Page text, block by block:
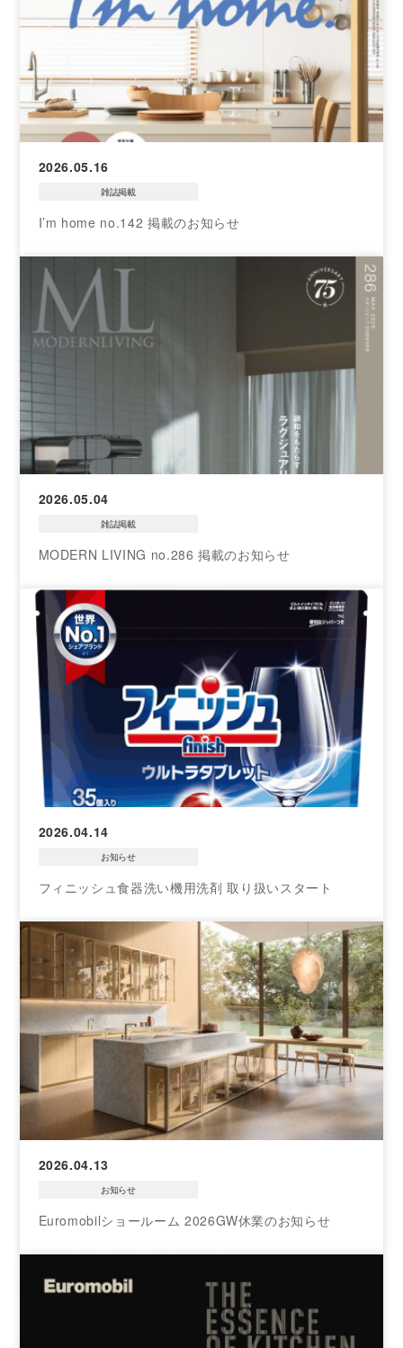
2026.05.16
雑誌掲載
I’m home no.142 掲載のお知らせ
2026.05.04
雑誌掲載
MODERN LIVING no.286 掲載のお知らせ
2026.04.14
お知らせ
フィニッシュ食器洗い機用洗剤 取り扱いスタート
2026.04.13
お知らせ
Euromobilショールーム 2026GW休業のお知らせ